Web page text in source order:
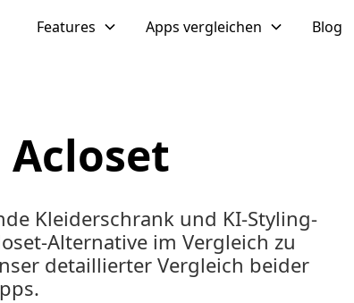
Features Apps vergleichen Blog
Acloset
Kleiderschrank und KI-Styling-
Alternative im Vergleich zu
detaillierter Vergleich beider